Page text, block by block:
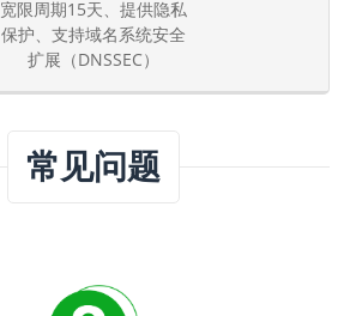
宽限周期15天、提供隐私
保护、支持域名系统安全
扩展（DNSSEC）
常见问题